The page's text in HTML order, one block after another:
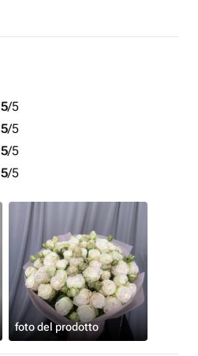
5/5
5/5
5/5
5/5
foto del prodotto